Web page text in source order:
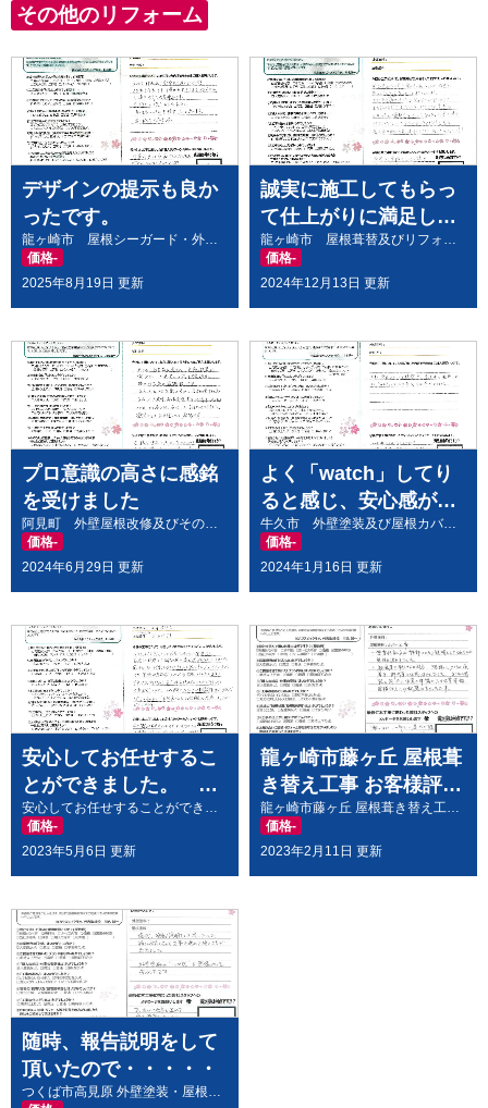
ていただきました。施工途中の説明も分かり
やすく、安心してお任せできました。細かい
要望にも快く対応してくださり感謝していま
す。
感じの良い方ばかりで、最後まで気持ちよく
お願いできました。また機会があればぜひお
願いしたい会社です。
A T
地元に根付き、信頼できま
す。
ずっと外壁塗装をしておらず、外壁塗装をし
てくれる業者をネットなどで探していまし
た。どこがよいかなかなか決めきれずにいる
時、道路のあちこちにハウスメイクの看板が
あり、知り合いの人からもよくしてもらった
という話を聞き、思いきってお願いすること
にしました。
どんな色にするかなど初めてのことでよくわ
からなかったのですが何度も家に来て、色々
アドバイスしてくれたり、...read more
h
7 months ago
今回、水浸透クラックによる
外壁塗装をお願いしました。
色々な相談を聞いて下さり、社長さんはじめ
職人の皆さんに親身に丁寧に対応していただ
きました。
仕上がりにもとても満足しております。
また何かあった時はお願いしたいと思いま
グラディエーター
8 months ago
工事前の作業内容と行程説明
は、とても分かりやすかったです。また、外
壁をどの色にするかとても悩みましたが、私
達のイメージに近い
色のサンプルを持参していただいたので、光
その他のリフォーム
デザインの提示も良か
ったです。
価格-
2025年8月19日 更新
誠実に施工してもらっ
て仕上がりに満足して
います。
価格-
2024年12月13日 更新
プロ意識の高さに感銘
を受けました
価格-
2024年6月29日 更新
よく「watch」してり
ると感じ、安心感があ
りました。
牛久市 外壁塗装及び屋根カバールーフ工事
価格-
2024年1月16日 更新
安心してお任せするこ
とができました。 つ
くば市からお客様の声
をいただきました。
価格-
2023年5月6日 更新
龍ヶ崎市藤ヶ丘 屋根葺
き替え工事 お客様評価
いただきましたからお
客様の声をいただきま
価格-
2023年2月11日 更新
随時、報告説明をして
頂いたので・・・・・